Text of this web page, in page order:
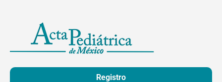
contenido
Registro